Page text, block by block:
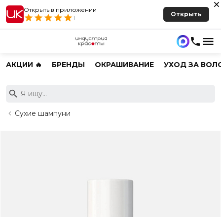
Открыть в приложении
1
Открыть
АКЦИИ 🔥 БРЕНДЫ ОКРАШИВАНИЕ УХОД ЗА
Сухие шампуни